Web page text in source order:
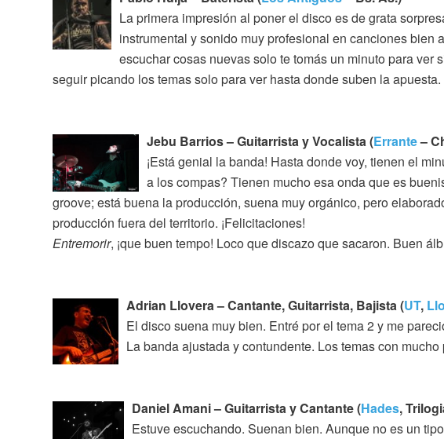
La primera impresión al poner el disco es de grata
instrumental y sonido muy profesional en canciones bien
escuchar cosas nuevas solo te tomás un minuto para ver
seguir picando los temas solo para ver hasta donde suben la
Jebu Barrios – Guitarrista y Vocalista (Errante–
¡Está genial la banda! Hasta donde voy, tienen el
a los compas? Tienen mucho esa onda que es
groove; está buena la producción, suena muy orgánico, pero
producción fuera del territorio. ¡Felicitaciones!
Entremorir, ¡que buen tempo! Loco que discazo que sacaron. Buen
Adrian Llovera – Cantante, Guitarrista, Bajista (UT,
El disco suena muy bien. Entré por el tema 2 y me
La banda ajustada y contundente. Los temas con mucho
Daniel Amani – Guitarrista y Cantante (Hades,
Estuve escuchando. Suenan bien. Aunque no es un